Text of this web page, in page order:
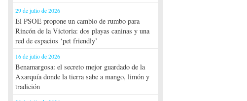
29 de julio de 2026
El PSOE propone un cambio de rumbo para
Rincón de la Victoria: dos playas caninas y una
red de espacios ‘pet friendly’
16 de julio de 2026
Benamargosa: el secreto mejor guardado de la
Axarquía donde la tierra sabe a mango, limón y
tradición